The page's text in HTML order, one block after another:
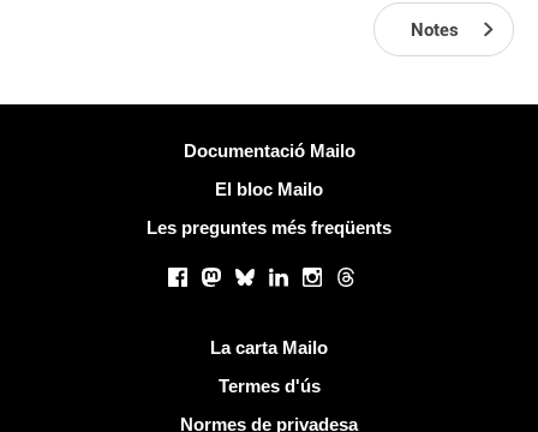
Notes
Documentació Mailo
El bloc Mailo
Les preguntes més freqüents
Facebook
Mastodon
BlueskyLinkedInInstagram
Threads
La carta Mailo
Termes d'ús
Normes de privadesa